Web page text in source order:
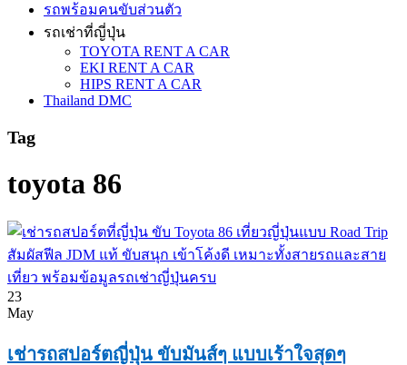
รถพร้อมคนขับส่วนตัว
รถเช่าที่ญี่ปุ่น
TOYOTA RENT A CAR
EKI RENT A CAR
HIPS RENT A CAR
Thailand DMC
Tag
toyota 86
23
May
เช่ารถสปอร์ตญี่ปุ่น ขับมันส์ๆ แบบเร้าใจสุดๆ